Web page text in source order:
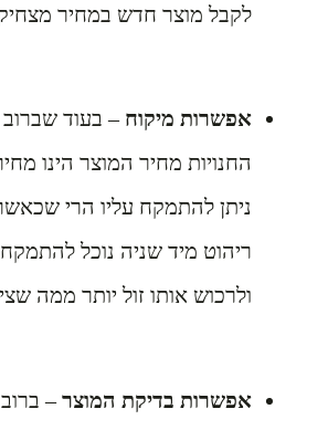
לקבל מוצר חדש במחיר
אפשרות מיקוח – בעוד
החנויות מחיר המוצר הינו
ניתן להתמקח עליו הרי
ריהוט מיד שניה נוכל
ולרכוש אותו זול יותר ממה
אפשרות בדיקת המוצר–